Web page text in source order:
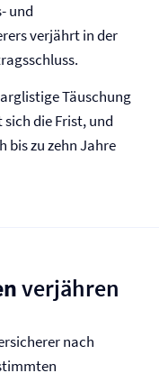
und
verjährt in der
arglistige Täuschung
die Frist, und
bis zu zehn Jahre
verjähren
nach